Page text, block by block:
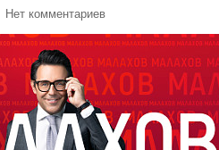
комментариев